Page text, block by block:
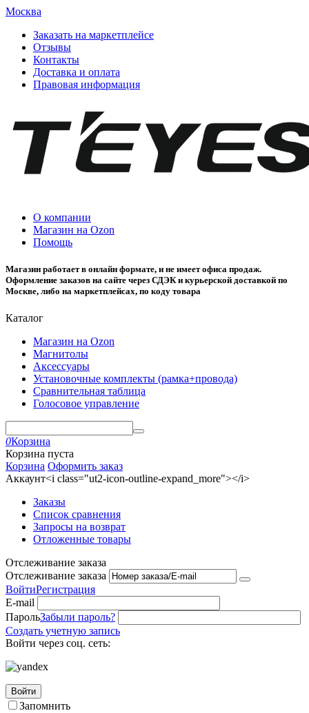
Москва
Заказать на маркетплейсе
Отзывы
Контакты
Доставка и оплата
Правовая информация
О компании
Магазин на Ozon
Помощь
Магазин работает в онлайн формате, и не имеет офиса продаж.
Оформление заказов на сайте через СДЭК и курьерской доставкой по
Москве, либо на маркетплейсах, по коду товара
Каталог
Магазин на Ozon
Магнитолы
Аксессуары
Установочные комплекты (рамка+провода)
Сравнительная таблица
Голосовое управление
0Корзина
Корзина пуста
Корзина Оформить заказ
Аккаунт<i class="ut2-icon-outline-expand_more"></i>
Заказы
Список сравнения
Запросы на возврат
Отложенные товары
Отслеживание заказа
Отслеживание заказа
ВойтиРегистрация
E-mail
ПарольЗабыли пароль?
Создать учетную запись
Войти через соц. сеть:
Войти
Запомнить